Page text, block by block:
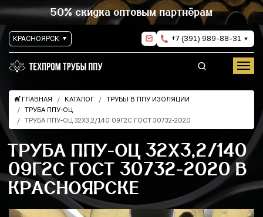
50% скидка оптовым партнёрам
КРАСНОЯРСК +7 (391) 989-88-31
ГЛАВНАЯ КАТАЛОГ
ТРУБЫ В ППУ ИЗОЛЯЦИИ
ТРУБА ППУ-ОЦ
ТРУБА ППУ-ОЦ 32Х3,2/140 09Г2С ГОСТ 30732-2020
ТРУБА ППУ-ОЦ 32Х3,2/140
09Г2С ГОСТ 30732-2020 В
КРАСНОЯРСКЕ